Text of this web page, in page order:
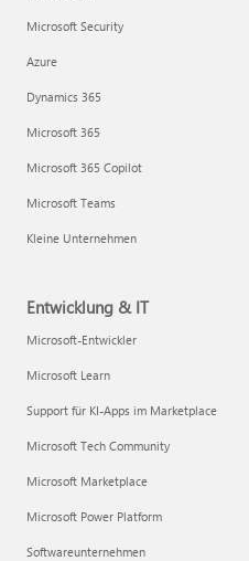
Microsoft Security
Azure
Dynamics 365
Microsoft 365
Microsoft 365 Copilot
Microsoft Teams
Kleine Unternehmen
Entwicklung & IT
Microsoft-Entwickler
Microsoft Learn
Support für KI-Apps im Marketplace
Microsoft Tech Community
Microsoft Marketplace
Microsoft Power Platform
Softwareunternehmen